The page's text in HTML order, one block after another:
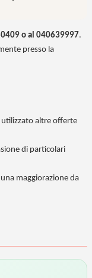
o al 040639997.
presso la
utilizzato altre offerte
di particolari
maggiorazione da